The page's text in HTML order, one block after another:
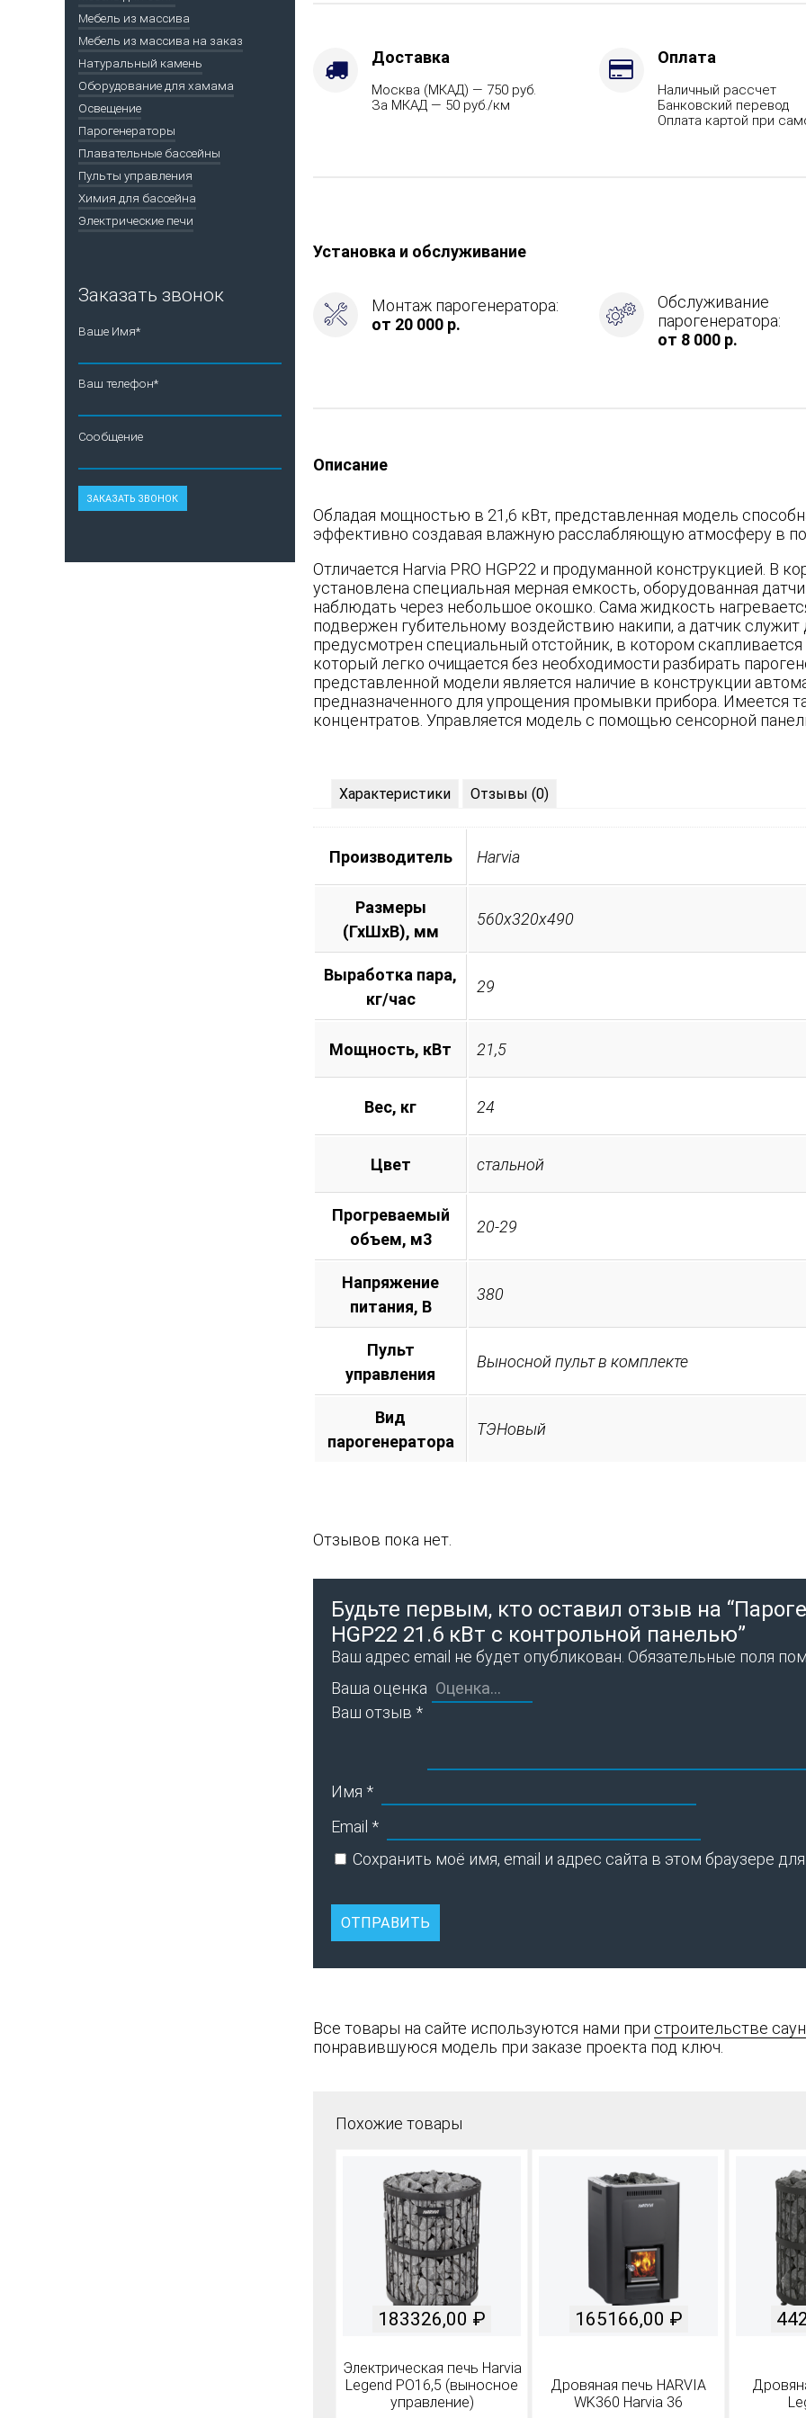
Доставка
Москва (МКАД) — 750 руб.
За МКАД — 50 руб./км
Оплата
Наличный рассчет
Банковский перевод
Оплата картой при
Установка и обслуживание
Монтаж парогенератора:
от 20 000 р.
Обслуживание
парогенератора:
от 8 000 р.
Описание
Обладая мощностью в 21,6 кВт, представленная модель
эффективно создавая влажную расслабляющую атмосферу в
Отличается Harvia PRO HGP22 и продуманной конструкцией. В
установлена специальная мерная емкость, оборудованная
наблюдать через небольшое окошко. Сама жидкость
подвержен губительному воздействию накипи, а датчик
предусмотрен специальный отстойник, в котором
который легко очищается без необходимости разбирать
представленной модели является наличие в конструкции
предназначенного для упрощения промывки прибора. Имеется
концентратов. Управляется модель с помощью сенсорной
Характеристики Отзывы (0)
Производитель Harvia
Размеры
(ГхШхВ), мм
560x320x490
Выработка пара,
кг/час
29
Мощность, кВт 21,5
Вес, кг 24
Цвет стальной
Прогреваемый
объем, м3
20-29
Напряжение
питания, B
380
Пульт
управления
Выносной пульт в комплекте
Вид
парогенератора
ТЭНовый
Отзывов пока нет.
Будьте первым, кто оставил отзыв на
HGP22 21.6 кВт с контрольной панелью”
Ваш адрес email не будет опубликован. Обязательные поля
Ваша оценка
Ваш отзыв *
Имя *
Email *
Сохранить моё имя, email и адрес сайта в этом браузере
Все товары на сайте используются нами при строительстве саун
понравившуюся модель при заказе проекта под ключ.
Похожие товары
Электрическая печь Harvia
Legend PO16,5 (выносное
управление)
183326,00 ₽
Дровяная печь HARVIA
WK360 Harvia 36
165166,00 ₽
Мебель из массива
Мебель из массива на заказ
Натуральный камень
Оборудование для хамама
Освещение
Парогенераторы
Плавательные бассейны
Пульты управления
Химия для бассейна
Электрические печи
Заказать звонок
Ваше Имя*
Ваш телефон*
Сообщение